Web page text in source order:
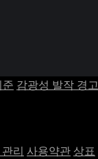
감광성 발작 경고
리 사용약관 상표